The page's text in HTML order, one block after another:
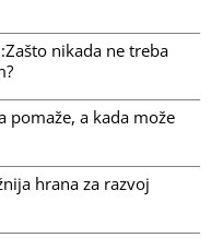
nikada ne treba
pomaže, a kada može
hrana za razvoj